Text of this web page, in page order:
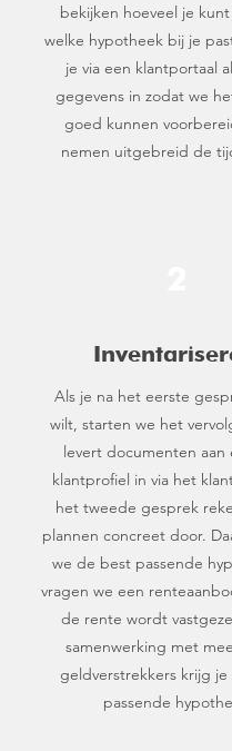
bekijken hoeveel je
welke hypotheek bij je
je via een klantportaal
gegevens in zodat we
goed kunnen
nemen uitgebreid de
Als je na het eerste
wilt, starten we het
levert documenten aan
klantprofiel in via het
het tweede gesprek
plannen concreet door.
we de best passende
vragen we een
de rente wordt
samenwerking met
geldverstrekkers krijg
passende